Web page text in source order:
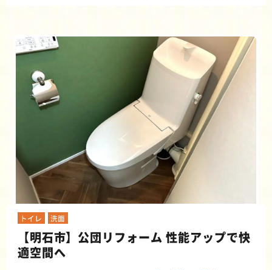
トイレ 洗面
【明石市】公団リフォーム 性能アップで快
適空間へ